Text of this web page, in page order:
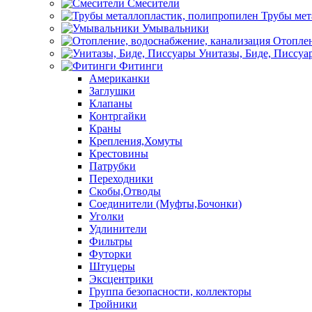
Смесители
Трубы
Умывальники
Унитазы, Биде,
Фитинги
Американки
Заглушки
Клапаны
Контргайки
Краны
Крепления,Хомуты
Крестовины
Патрубки
Переходники
Скобы,Отводы
Соединители (Муфты,Бочонки)
Уголки
Удлинители
Фильтры
Футорки
Штуцеры
Эксцентрики
Группа безопасности, коллекторы
Тройники